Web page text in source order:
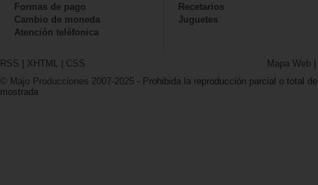
Formas de pago
Cambio de moneda
Atención teléfonica
Recetarios
Juguetes
RSS | XHTML | CSS Mapa Web |
© Majo Producciones 2007-2025 - Prohibida la reproducción parcial o total
mostrada